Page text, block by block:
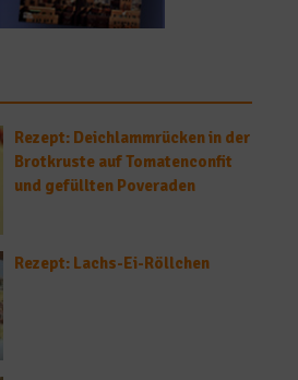
Rezept: Deichlammrücken in der
Brotkruste auf Tomatenconfit
und gefüllten Poveraden
Rezept: Lachs-Ei-Röllchen